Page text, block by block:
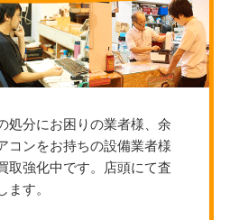
処分にお困りの業者様、余
コンをお持ちの設備業者様
取強化中です。店頭にて査
ます。